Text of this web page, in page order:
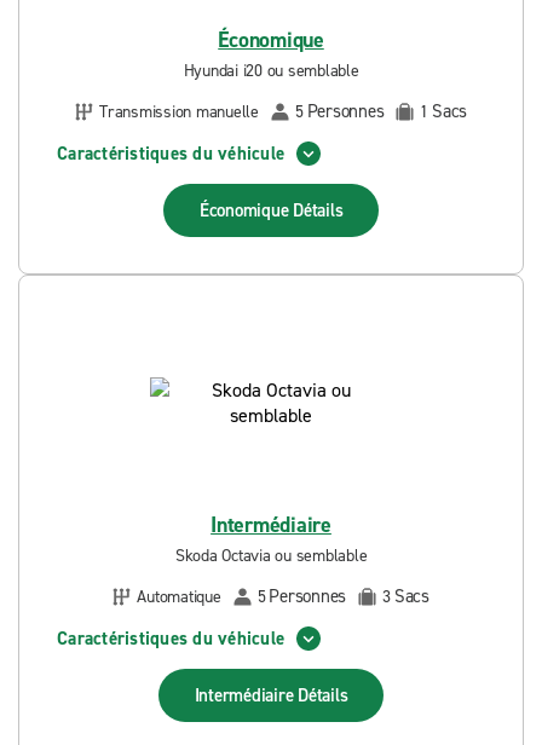
Économique
Hyundai i20 ou semblable
Transmission manuelle
5 Personnes 1 Sacs
Caractéristiques du véhicule
Économique Détails
Intermédiaire
Skoda Octavia ou semblable
Automatique
5Personnes 3 Sacs
Caractéristiques du véhicule
Intermédiaire Détails